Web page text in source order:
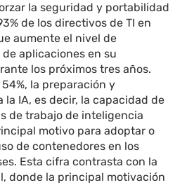
la seguridad y portabilidad
de los directivos de TI en
aumente el nivel de
aplicaciones en su
los próximos tres años.
la preparación y
la IA, es decir, la capacidad de
de trabajo de inteligencia
motivo para adoptar o
de contenedores en los
Esta cifra contrasta con la
donde la principal motivación